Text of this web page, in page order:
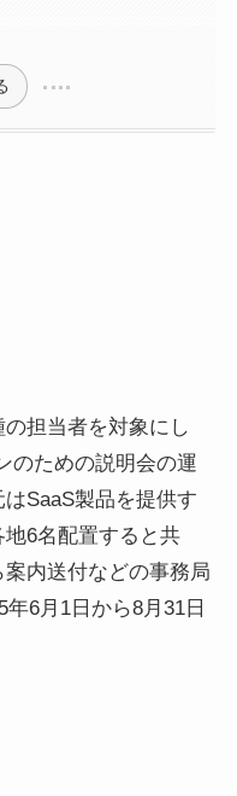
担当者を対象にし
のための説明会の運
SaaS製品を提供す
6名配置すると共
内送付などの事務局
6月1日から8月31日